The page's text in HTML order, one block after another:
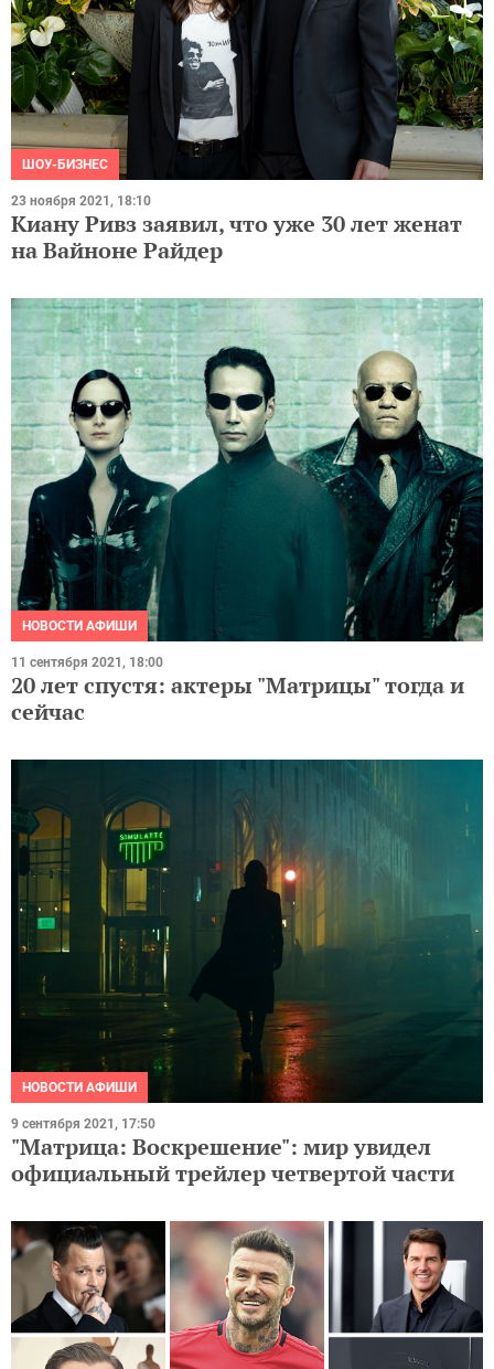
ШОУ-БИЗНЕС
23 ноября 2021, 18:10
Киану Ривз заявил, что уже 30 лет женат
на Вайноне Райдер
НОВОСТИ АФИШИ
11 сентября 2021, 18:00
20 лет спустя: актеры "Матрицы" тогда и
сейчас
НОВОСТИ АФИШИ
9 сентября 2021, 17:50
"Матрица: Воскрешение": мир увидел
официальный трейлер четвертой части